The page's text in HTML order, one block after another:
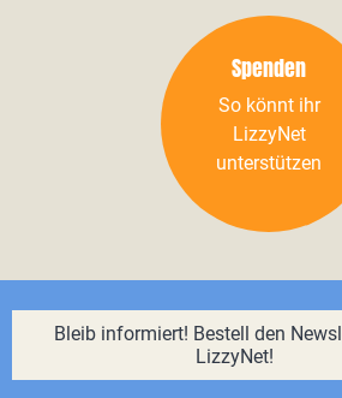
Spenden
So könnt ihr
LizzyNet
unterstützen
Bleib informiert! Bestell den
LizzyNet!